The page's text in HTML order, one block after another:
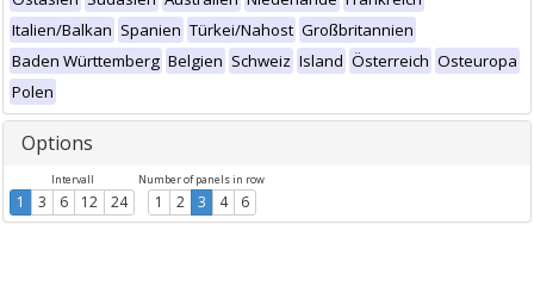
Italien/Balkan Spanien Türkei/Nahost Großbritannien
Baden Württemberg Belgien Schweiz Island Österreich Osteuropa
Polen
Options
Intervall
1 3 6 12 24
Number of panels in row
1 2 3 4 6